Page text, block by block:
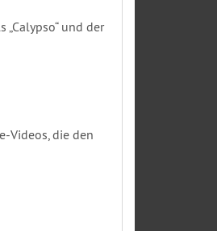
und der
Videos, die den